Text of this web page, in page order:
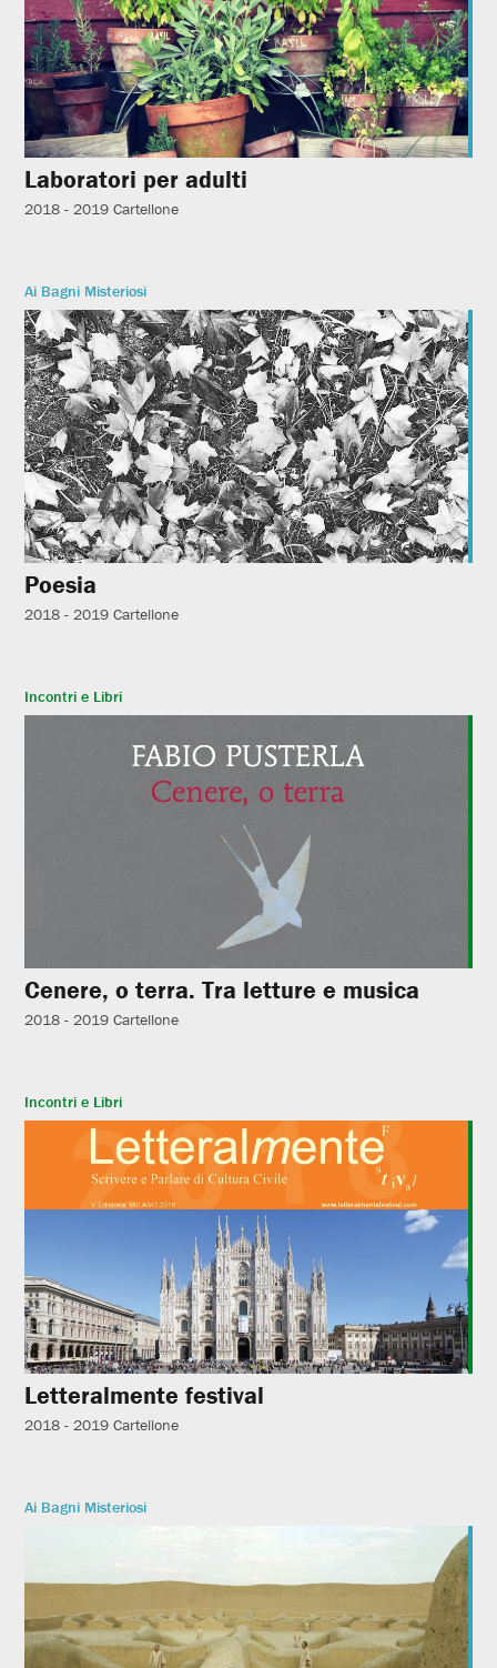
Laboratori per adulti
2018 - 2019 Cartellone
Ai Bagni Misteriosi
Poesia
2018 - 2019 Cartellone
Incontri e Libri
Cenere, o terra. Tra letture e musica
2018 - 2019 Cartellone
Incontri e Libri
Letteralmente festival
2018 - 2019 Cartellone
Ai Bagni Misteriosi